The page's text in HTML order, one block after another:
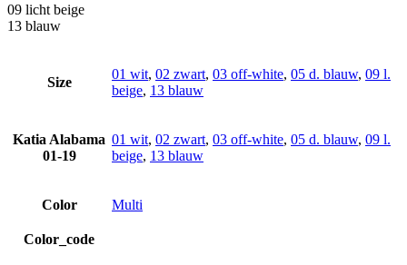
09 licht beige
13 blauw
Size
01 wit, 02 zwart, 03 off-white, 05 d. blauw, 09 l.
beige, 13 blauw
Katia Alabama
01-19
01 wit, 02 zwart, 03 off-white, 05 d. blauw, 09 l.
beige, 13 blauw
Color Multi
Color_code